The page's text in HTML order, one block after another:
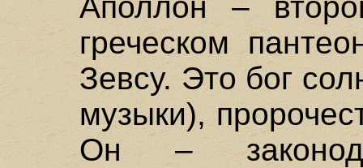
Аполлон –
греческом
Зевсу. Это бог
музыки),
Он –